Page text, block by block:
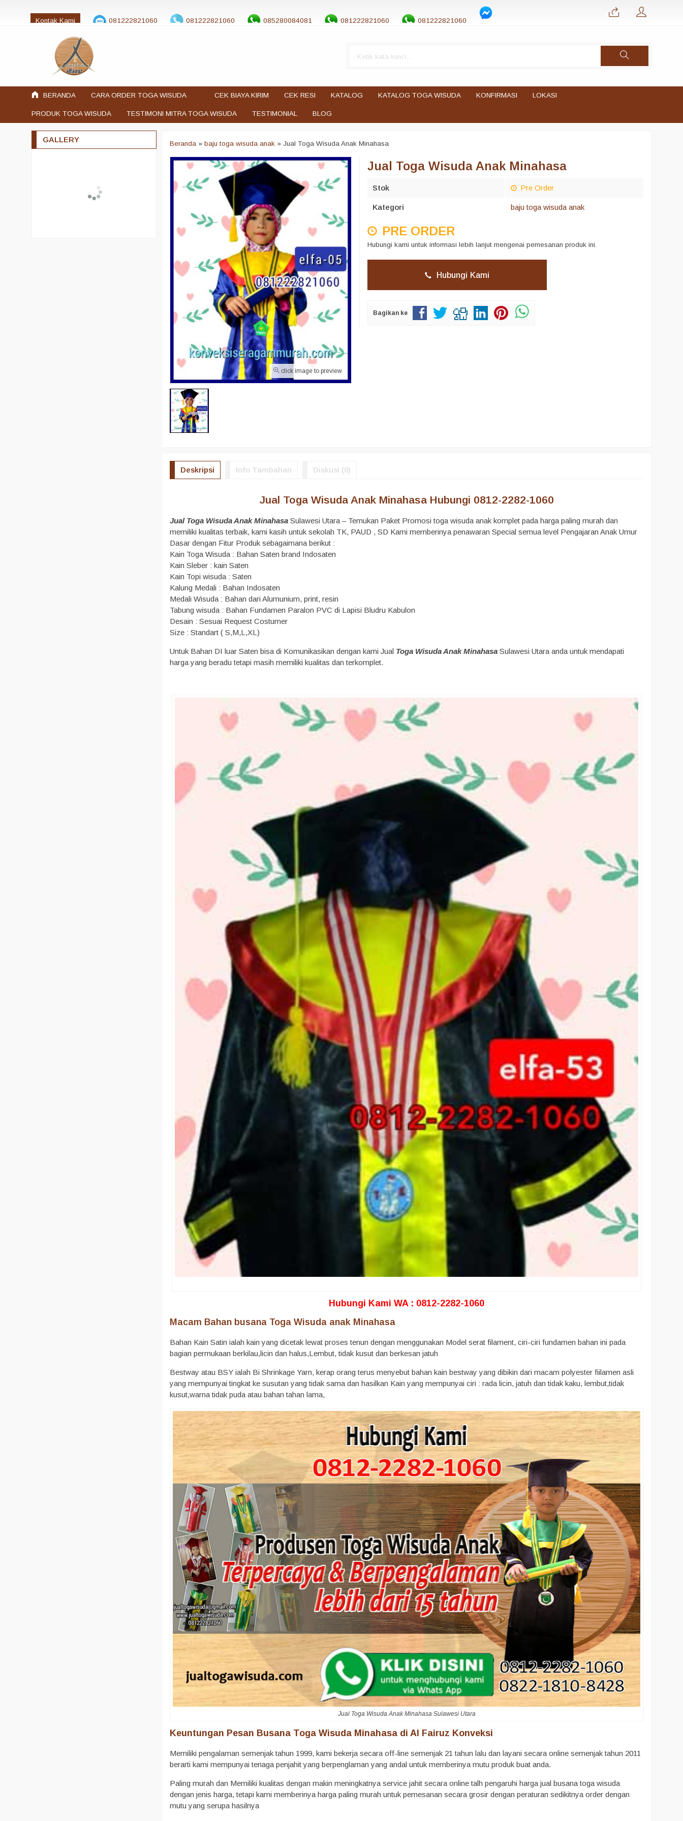
Kontak Kami 081222821060 081222821060 085280084081 081222821060 081222821060
jualtogawisuda@gmail.com
BERANDA CARA ORDER TOGA WISUDA CEK BIAYA KIRIM CEK RESI KATALOG KATALOG TOGA WISUDA KONFIRMASI LOKASI
PRODUK TOGA WISUDA TESTIMONI MITRA TOGA WISUDA TESTIMONIAL BLOG
Beranda »baju toga wisuda anak »Jual Toga Wisuda Anak Minahasa
click image to preview
Jual Toga Wisuda Anak Minahasa
Stok Pre Order
Kategori baju toga wisuda anak
PRE ORDER
Hubungi kami untuk informasi lebih lanjut mengenai pemesanan produk ini.
Hubungi Kami
Bagikan ke
Deskripsi Info Tambahan Diskusi (0)
Jual Toga Wisuda Anak Minahasa Hubungi 0812-2282-1060
Jual Toga Wisuda Anak Minahasa Sulawesi Utara – Temukan Paket Promosi toga wisuda anak komplet pada harga paling murah dan
memiliki kualitas terbaik, kami kasih untuk sekolah TK, PAUD , SD Kami memberinya penawaran Special semua level Pengajaran Anak Umur
Dasar dengan Fitur Produk sebagaimana berikut :
Kain Toga Wisuda : Bahan Saten brand Indosaten
Kain Sleber : kain Saten
Kain Topi wisuda : Saten
Kalung Medali : Bahan Indosaten
Medali Wisuda : Bahan dari Alumunium, print, resin
Tabung wisuda : Bahan Fundamen Paralon PVC di Lapisi Bludru Kabulon
Desain : Sesuai Request Costumer
Size : Standart ( S,M,L,XL)
Untuk Bahan DI luar Saten bisa di Komunikasikan dengan kami Jual Toga Wisuda Anak Minahasa Sulawesi Utara anda untuk mendapati
harga yang beradu tetapi masih memiliki kualitas dan terkomplet.
Hubungi Kami WA : 0812-2282-1060
Macam Bahan busana Toga Wisuda anak Minahasa
Bahan Kain Satin ialah kain yang dicetak lewat proses tenun dengan menggunakan Model serat filament, ciri-ciri fundamen bahan ini pada
bagian permukaan berkilau,licin dan halus,Lembut, tidak kusut dan berkesan jatuh
Bestway atau BSY ialah Bi Shrinkage Yarn, kerap orang terus menyebut bahan kain bestway yang dibikin dari macam polyester fiilamen asli
yang mempunyai tingkat ke susutan yang tidak sama dan hasilkan Kain yang mempunyai ciri : rada licin, jatuh dan tidak kaku, lembut,tidak
kusut,warna tidak puda atau bahan tahan lama,
Jual Toga Wisuda Anak Minahasa Sulawesi Utara
Keuntungan Pesan Busana Toga Wisuda Minahasa di Al Fairuz Konveksi
Memiliki pengalaman semenjak tahun 1999, kami bekerja secara off-line semenjak 21 tahun lalu dan layani secara online semenjak tahun 2011
berarti kami mempunyai tenaga penjahit yang berpenglaman yang andal untuk memberinya mutu produk buat anda.
Paling murah dan Memiliki kualitas dengan makin meningkatnya service jahit secara online talh pengaruhi harga jual busana toga wisuda
dengan jenis harga, tetapi kami memberinya harga paling murah untuk pemesanan secara grosir dengan peraturan sedikitnya order dengan
mutu yang serupa hasilnya
GALLERY